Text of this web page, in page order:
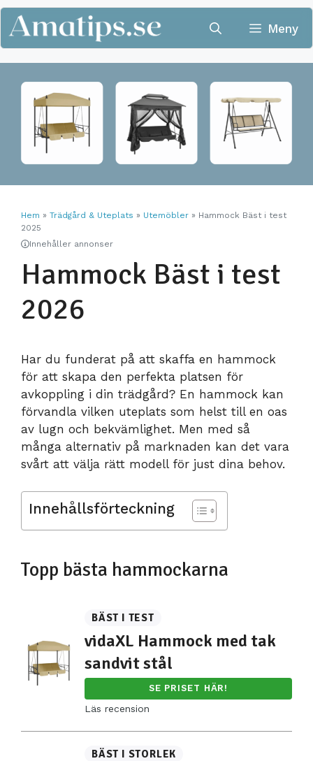
Hoppa
till
innehåll
Meny
Hem » Trädgård & Uteplats » Utemöbler » Hammock Bäst i test
2025
Innehåller annonser
Hammock Bäst i test
2026
Har du funderat på att skaffa en hammock
för att skapa den perfekta platsen för
avkoppling i din trädgård? En hammock kan
förvandla vilken uteplats som helst till en oas
av lugn och bekvämlighet. Men med så
många alternativ på marknaden kan det vara
svårt att välja rätt modell för just dina behov.
Innehållsförteckning
Topp bästa hammockarna
BÄST I TEST
vidaXL Hammock med tak
sandvit stål
SE PRISET HÄR!
Läs recension
BÄST I STORLEK